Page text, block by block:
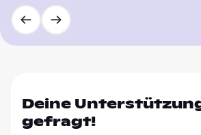
Deine
gefragt!